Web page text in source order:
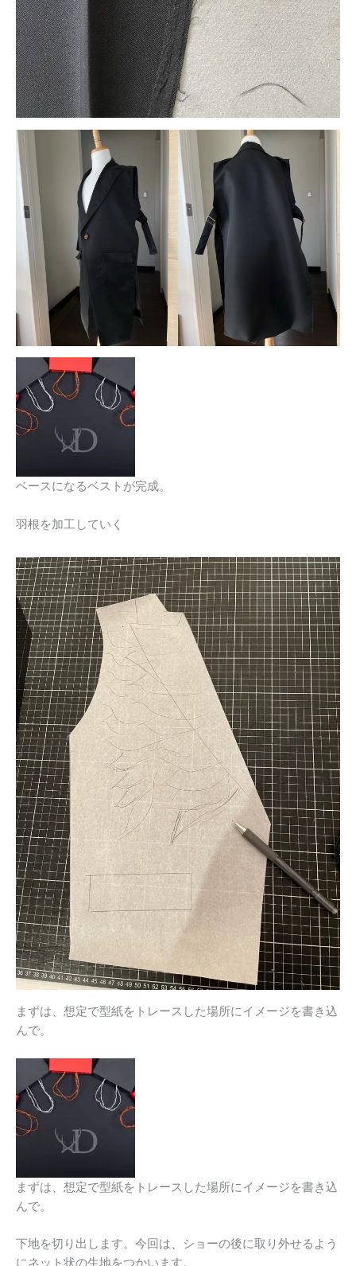
ベースになるベストが完成。
羽根を加工していく
まずは、想定で型紙をトレースした場所にイメージを書き込
んで。
まずは、想定で型紙をトレースした場所にイメージを書き込
んで。
下地を切り出します。今回は、ショーの後に取り外せるよう
にネット状の生地をつかいます。